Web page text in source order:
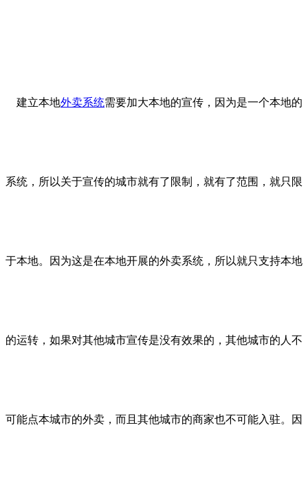
建立本地外卖系统需要加大本地的宣传，因为是一个本地的
系统，所以关于宣传的城市就有了限制，就有了范围，就只限
于本地。因为这是在本地开展的外卖系统，所以就只支持本地
的运转，如果对其他城市宣传是没有效果的，其他城市的人不
可能点本城市的外卖，而且其他城市的商家也不可能入驻。因